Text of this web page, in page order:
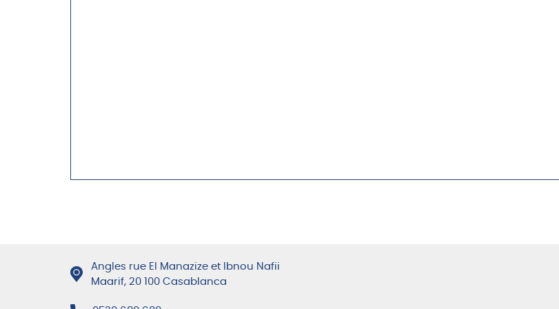
Angles rue El Manazize et Ibnou Nafii
Maarif, 20 100 Casablanca